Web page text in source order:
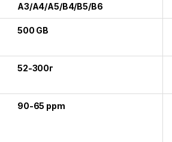
A3/A4/A5/B4/B5/B6
500 GB
52-300г
90-65 ppm